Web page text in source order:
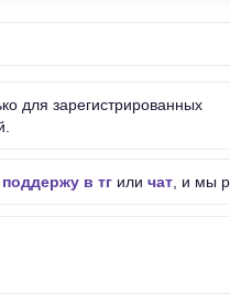
для зарегистрированных
поддержу в тгили чат, и мы